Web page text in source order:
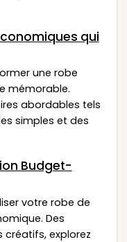
qui
une robe
mémorable.
abordables tels
simples et des
Budget-
votre robe de
Des
explorez